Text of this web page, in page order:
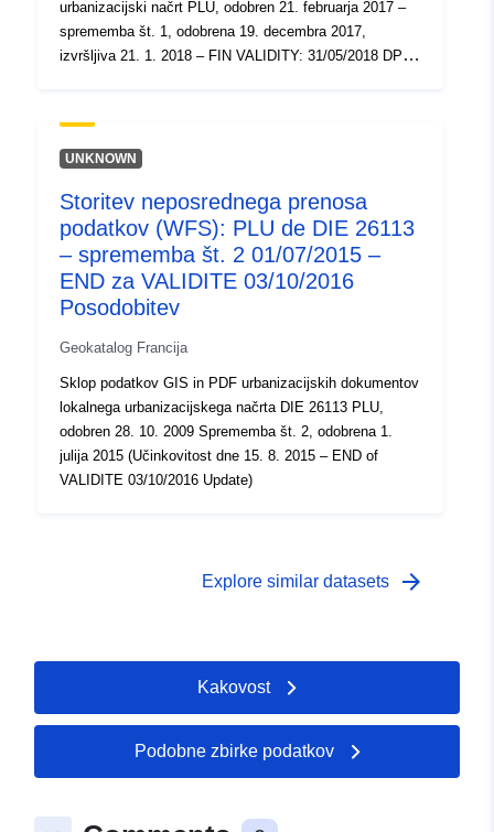
urbanizacijski načrt PLU, odobren 21. februarja 2017 –
sprememba št. 1, odobrena 19. decembra 2017,
izvršljiva 21. 1. 2018 – FIN VALIDITY: 31/05/2018 DPU
UNKNOWN
Storitev neposrednega prenosa
podatkov (WFS): PLU de DIE 26113
– sprememba št. 2 01/07/2015 –
END za VALIDITE 03/10/2016
Posodobitev
Geokatalog Francija
Sklop podatkov GIS in PDF urbanizacijskih dokumentov
lokalnega urbanizacijskega načrta DIE 26113 PLU,
odobren 28. 10. 2009 Sprememba št. 2, odobrena 1.
julija 2015 (Učinkovitost dne 15. 8. 2015 – END of
VALIDITE 03/10/2016 Update)
Explore similar datasets arrow_forward
Kakovost
Podobne zbirke podatkov